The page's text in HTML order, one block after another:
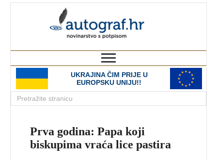
UKRAJINA ČIM PRIJE U
EUROPSKU UNIJU!!
Prva godina: Papa koji
biskupima vraća lice pastira